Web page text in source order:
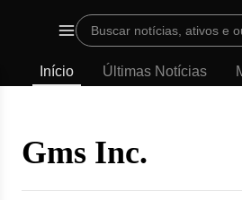
Últimas
InfoMoney
Menu
Buscar notícias, ativos e
Início Últimas Notícias
Gms Inc.